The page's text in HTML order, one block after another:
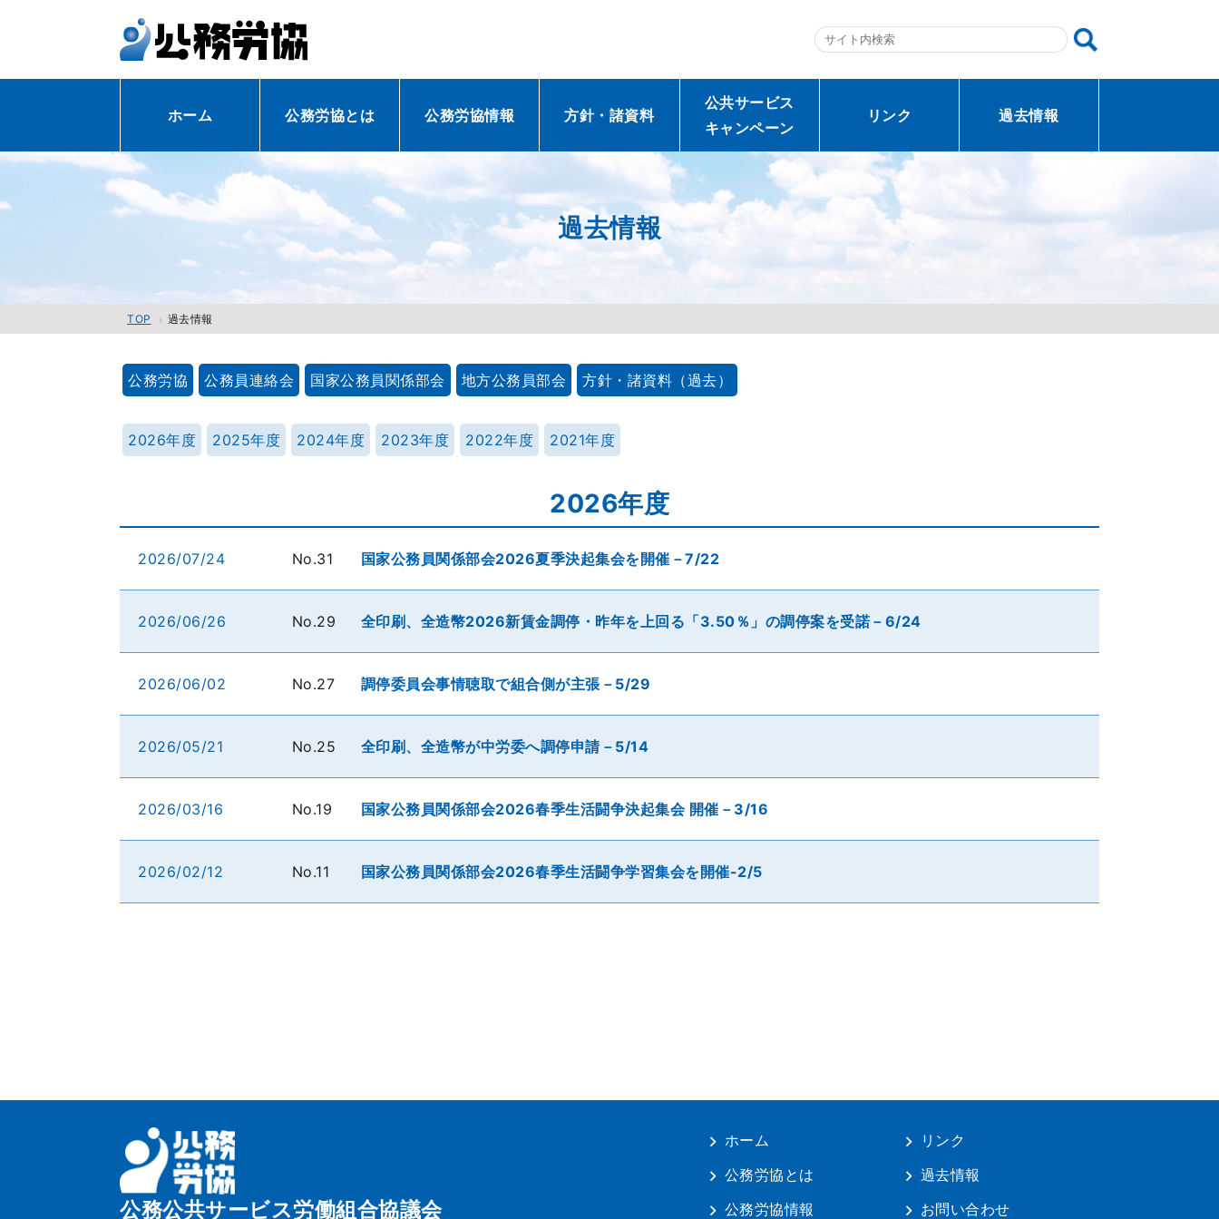
ホーム 公務労協とは 公務労協情報 方針・諸資料
公共サービス
キャンペーン
リンク 過去情報
過去情報
TOP 過去情報
公務労協 公務員連絡会 国家公務員関係部会 地方公務員部会 方針・諸資料（過去）
2026年度 2025年度 2024年度 2023年度 2022年度 2021年度
2026年度
2026/07/24 No.31 国家公務員関係部会2026夏季決起集会を開催－7/22
2026/06/26 No.29 全印刷、全造幣2026新賃金調停・昨年を上回る「3.50％」の調停案を受諾－6/24
2026/06/02 No.27 調停委員会事情聴取で組合側が主張－5/29
2026/05/21 No.25 全印刷、全造幣が中労委へ調停申請－5/14
2026/03/16 No.19 国家公務員関係部会2026春季生活闘争決起集会 開催－3/16
2026/02/12 No.11 国家公務員関係部会2026春季生活闘争学習集会を開催-2/5
公務公共サービス労働組合協議会
ホーム
公務労協とは
公務労協情報
リンク
過去情報
お問い合わせ